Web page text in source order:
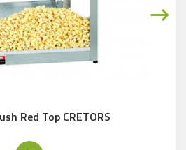
Red Top CRETORS